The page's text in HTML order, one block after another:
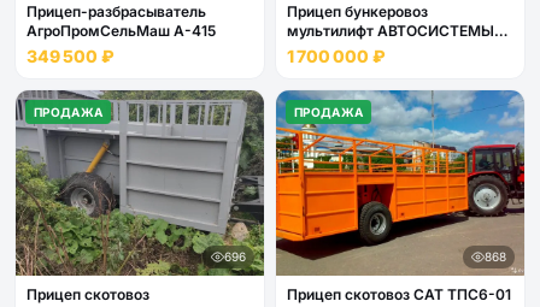
Прицеп-разбрасыватель
АгроПромСельМаш А-415
349 500 ₽
Прицеп бункеровоз
мультилифт АВТОСИСТЕМЫ
8464-11
1 700 000 ₽
ПРОДАЖА
696
Прицеп скотовоз
ПРОДАЖА
868
Прицеп скотовоз САТ ТПС6-01